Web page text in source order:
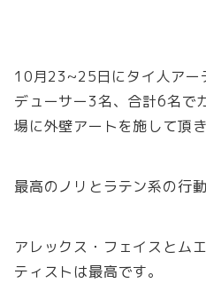
10月23~25日にタイ人アー
デューサー3名、合計6名で
場に外壁アートを施して頂き
最高のノリとラテン系の行
アレックス・フェイスとム
ティストは最高です。